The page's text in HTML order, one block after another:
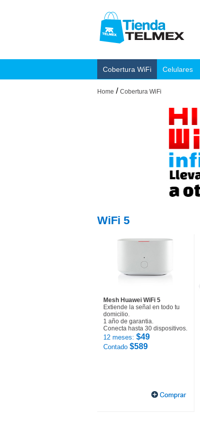
Cobertura WiFi Celulares
Home / Cobertura WiFi
WiFi 5
Mesh Huawei WiFi 5
Extiende la señal en todo tu
domicilio.
1 año de garantia.
Conecta hasta 30 dispositivos.
12 meses: $49
Contado $589